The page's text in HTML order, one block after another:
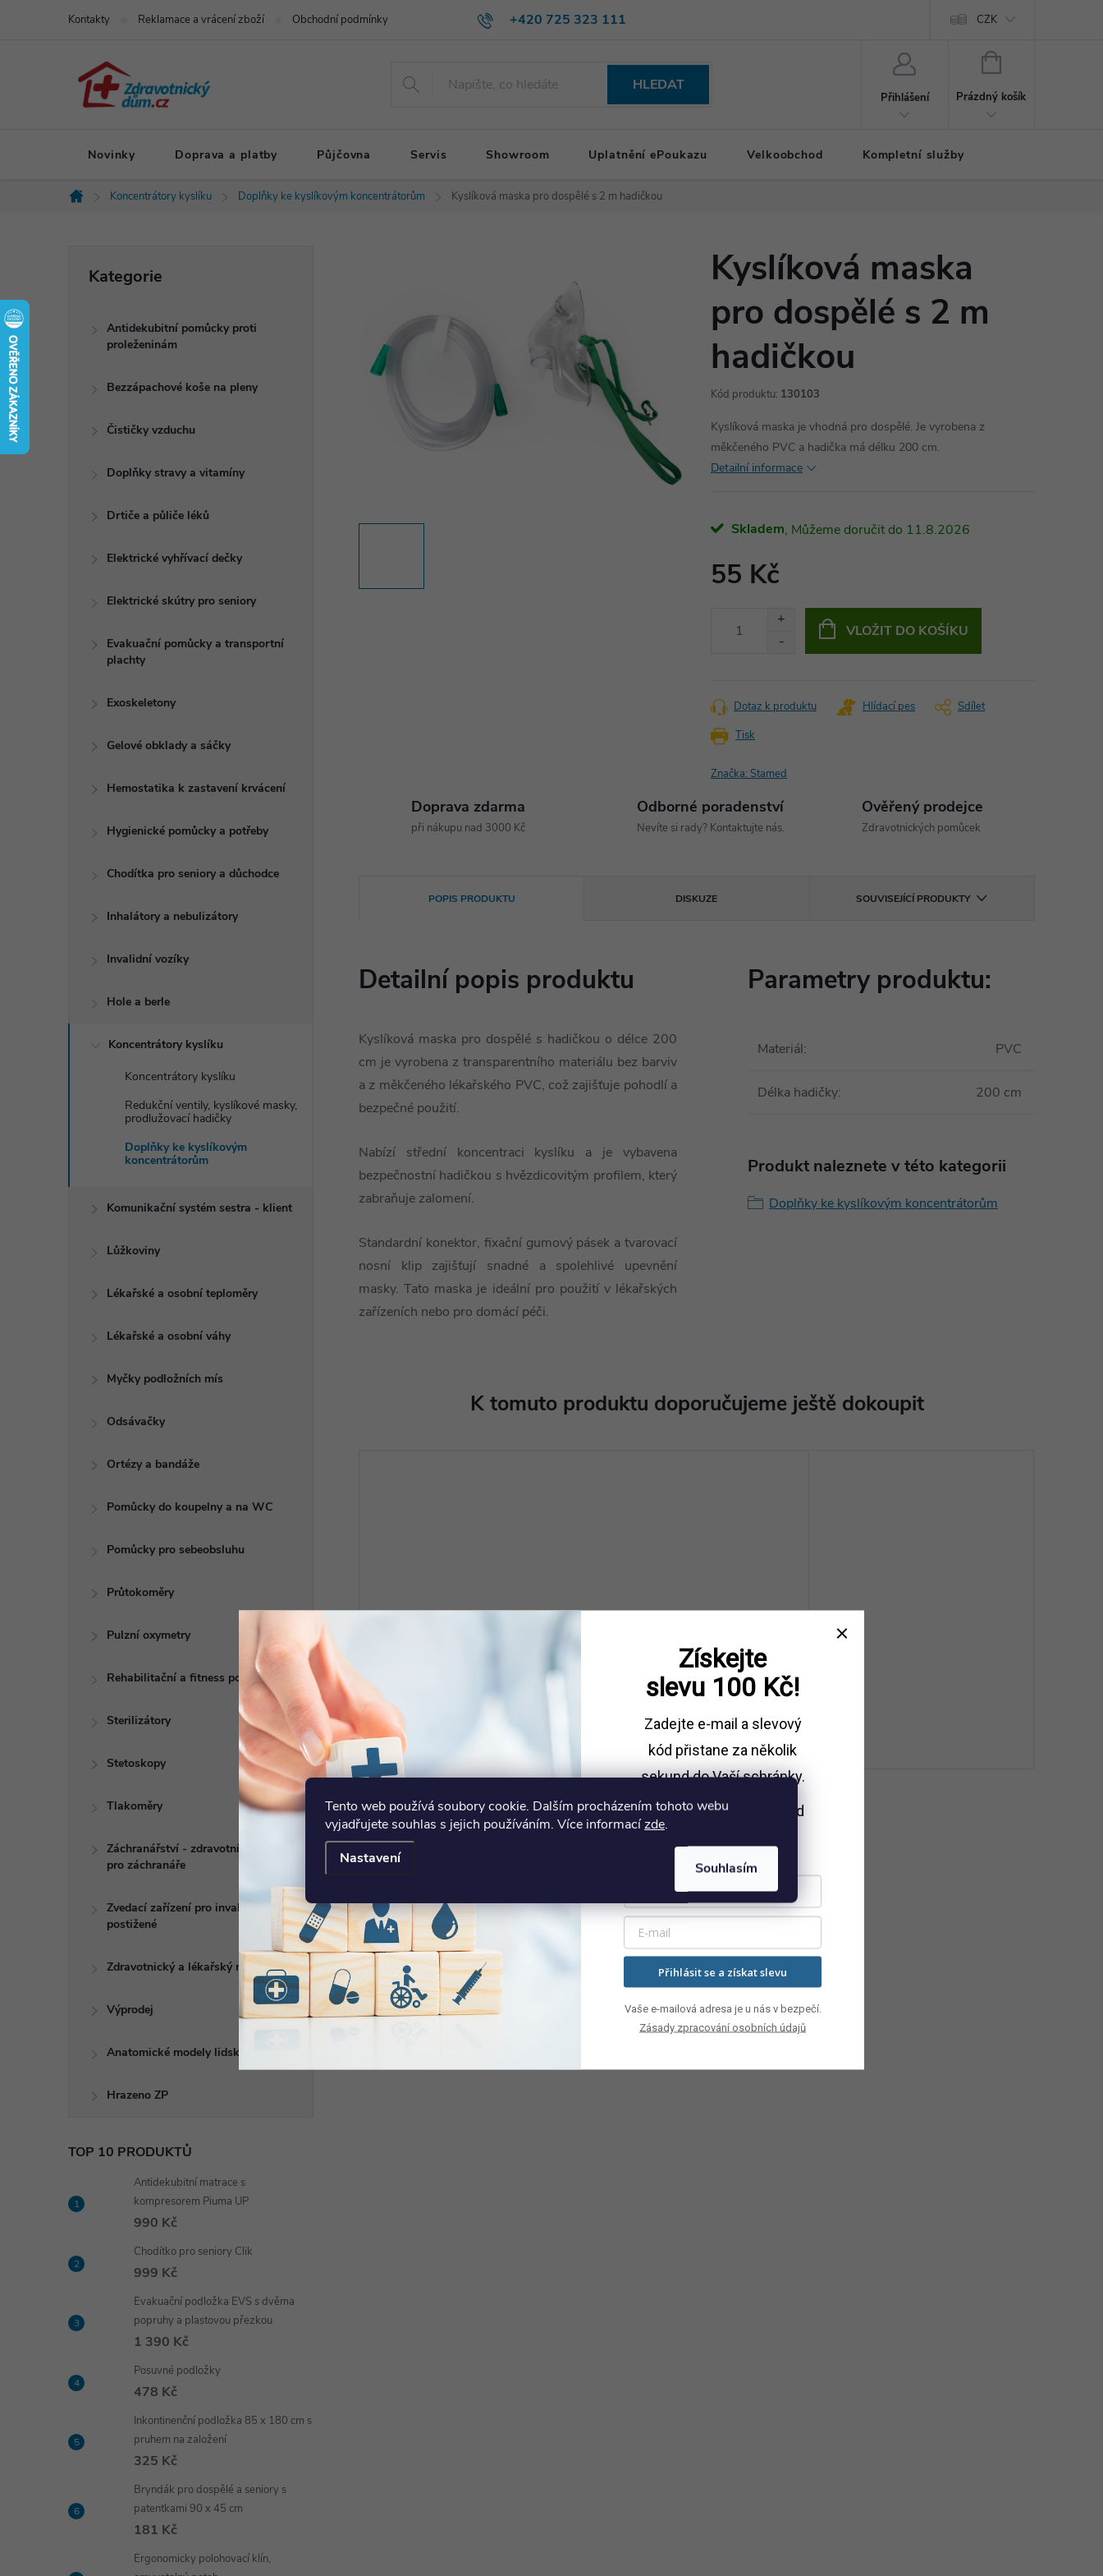
Tento web používá soubory cookie. Dalším procházením tohoto webu
vyjadřujete souhlas s jejich používáním. Více informacízde.
Nastavení
Souhlasím
+420 725 323 111
Kontakty Reklamace a vrácení zboží Obchodní podmínky CZK
HLEDAT
Přihlášení
NÁKUPNÍ
Prázdný košík
Novinky Doprava a platby Půjčovna Servis Showroom Uplatnění ePoukazu Velkoobchod Kompletní služby
Domů
Koncentrátory kyslíku Doplňky ke kyslíkovým koncentrátorům Kyslíková maska pro dospělé s 2 m hadičkou
kategorie
Kategorie
Antidekubitní pomůcky proti
proleženinám
Bezzápachové koše na pleny
Čističky vzduchu
Doplňky stravy a vitamíny
Drtiče a půliče léků
Elektrické vyhřívací dečky
Elektrické skútry pro seniory
Evakuační pomůcky a transportní
plachty
Exoskeletony
Gelové obklady a sáčky
Hemostatika k zastavení krvácení
Hygienické pomůcky a potřeby
Chodítka pro seniory a důchodce
Inhalátory a nebulizátory
Invalidní vozíky
Hole a berle
Koncentrátory kyslíku
Koncentrátory kyslíku
Redukční ventily, kyslíkové masky,
prodlužovací hadičky
Doplňky ke kyslíkovým
koncentrátorům
Komunikační systém sestra - klient
Lůžkoviny
Lékařské a osobní teploměry
Lékařské a osobní váhy
Myčky podložních mís
Odsávačky
Ortézy a bandáže
Pomůcky do koupelny a na WC
Pomůcky pro sebeobsluhu
Průtokoměry
Pulzní oxymetry
Rehabilitační a fitness pomůcky
Sterilizátory
Stetoskopy
Tlakoměry
Záchranářství - zdravotní potřeby
pro záchranáře
Zvedací zařízení pro invalidy a
postižené
Zdravotnický a lékařský nábytek
Výprodej
Anatomické modely lidského těla
Hrazeno ZP
TOP 10 PRODUKTŮ
Antidekubitní matrace s
kompresorem Piuma UP
990 Kč
Chodítko pro seniory Clik
999 Kč
Evakuační podložka EVS s dvěma
popruhy a plastovou přezkou
1 390 Kč
Posuvné podložky
478 Kč
Inkontinenční podložka 85 x 180 cm s
pruhem na založení
325 Kč
Bryndák pro dospělé a seniory s
patentkami 90 x 45 cm
181 Kč
Ergonomicky polohovací klín,
Kyslíková maska
pro dospělé s 2 m
hadičkou
Kód produktu: 130103
Kyslíková maska je vhodná pro dospělé. Je vyrobena z
měkčeného PVC a hadička má délku 200 cm.
Detailní informace
Skladem 11.8.2026
55 Kč
VLOŽIT DO KOŠÍKU
Tisk
Dotaz k produktu Hlídací pes Sdílet
Značka: Stamed
Doprava zdarma
při nákupu nad 3000 Kč
Odborné poradenství
Nevíte si rady? Kontaktujte nás.
Ověřený prodejce
Zdravotnických pomůcek
POPIS PRODUKTU DISKUZE SOUVISEJÍCÍ PRODUKTY
Detailní popis produktu
Kyslíková maska pro dospělé s hadičkou o délce 200
cm je vyrobena z transparentního materiálu bez barviv
a z měkčeného lékařského PVC, což zajišťuje pohodlí a
bezpečné použití.
Nabízí střední koncentraci kyslíku a je vybavena
bezpečnostní hadičkou s hvězdicovitým profilem, který
zabraňuje zalomení.
Standardní konektor, fixační gumový pásek a tvarovací
nosní klip zajišťují snadné a spolehlivé upevnění
masky. Tato maska je ideální pro použití v lékařských
zařízeních nebo pro domácí péči.
Parametry produktu:
Materiál: PVC
Délka hadičky: 200 cm
Produkt naleznete v této kategorii
Doplňky ke kyslíkovým koncentrátorům
K tomuto produktu doporučujeme ještě dokoupit
Kyslíkový koncentrátor M50
25 124 Kč
Skladem DO KOŠÍKU
Kód: 304052021
Získejte
slevu 100 Kč!
Zadejte e-mail a slevový
kód přistane za několik
sekund do Vaší schránky.
Sleva platí při nákupu
nad
Přihlásit se a získat slevu
Vaše e-mailová adresa je u nás v bezpečí.
Zásady zpracování osobních údajů